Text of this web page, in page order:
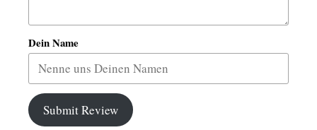
Dein Name
Submit Review